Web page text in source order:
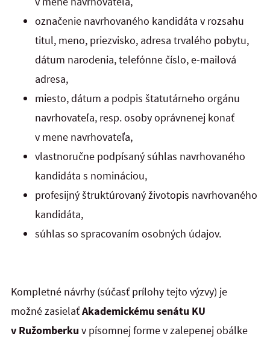
označenie navrhovaného kandidáta v rozsahu
titul, meno, priezvisko, adresa trvalého pobytu,
dátum narodenia, telefónne číslo, e-mailová
adresa,
miesto, dátum a podpis štatutárneho orgánu
navrhovateľa, resp. osoby oprávnenej konať
v mene navrhovateľa,
vlastnoručne podpísaný súhlas navrhovaného
kandidáta s nomináciou,
profesijný štruktúrovaný životopis navrhovaného
kandidáta,
súhlas so spracovaním osobných údajov.
Kompletné návrhy (súčasť prílohy tejto výzvy) je
možné zasielaťAkademickému senátu KU
v Ružomberku v písomnej forme v zalepenej obálke